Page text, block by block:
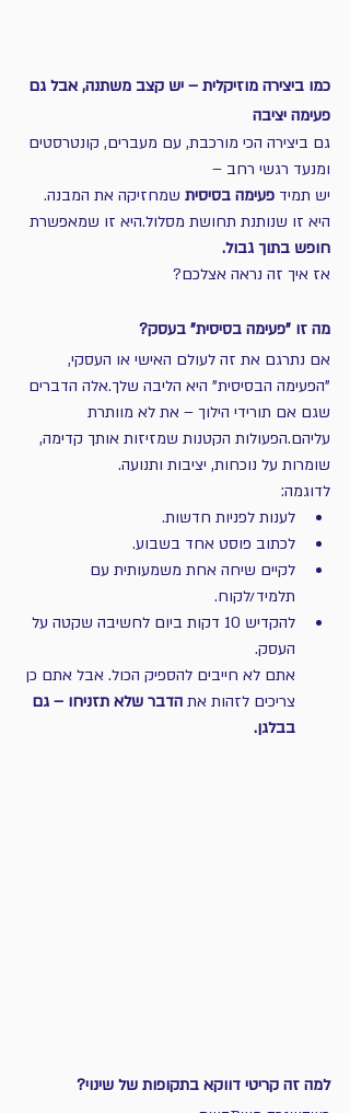
כמו ביצירה מוזיקלית – יש קצב משתנה, אבל גם
פעימה יציבה
גם ביצירה הכי מורכבת, עם מעברים, קונטרסטים
ומנעד רגשי רחב –
יש תמיד פעימה בסיסית שמחזיקה את המבנה.
היא זו שנותנת תחושת מסלול.היא זו שמאפשרת
חופש בתוך גבול.
אז איך זה נראה אצלכם?
מה זו "פעימה בסיסית" בעסק?
אם נתרגם את זה לעולם האישי או העסקי,
"הפעימה הבסיסית" היא הליבה שלך.אלה הדברים
שגם אם תורידי הילוך – את לא מוותרת
עליהם.הפעולות הקטנות שמזיזות אותך קדימה,
שומרות על נוכחות, יציבות ותנועה.
לדוגמה:
לענות לפניות חדשות.
לכתוב פוסט אחד בשבוע.
לקיים שיחה אחת משמעותית עם
תלמיד/לקוח.
להקדיש 10 דקות ביום לחשיבה שקטה על
העסק.
אתם לא חייבים להספיק הכול. אבל אתם כן
צריכים לזהות את הדבר שלא תזניחו – גם
בבלגן.
למה זה קריטי דווקא בתקופות של שינוי?